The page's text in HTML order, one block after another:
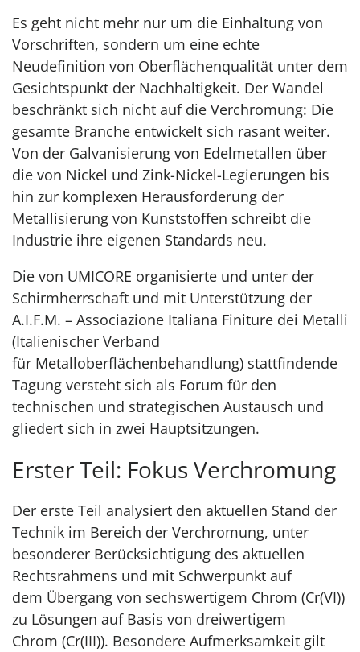
Es geht nicht mehr nur um die Einhaltung von
Vorschriften, sondern um eine echte
Neudefinition von Oberflächenqualität unter dem
Gesichtspunkt der Nachhaltigkeit. Der Wandel
beschränkt sich nicht auf die Verchromung: Die
gesamte Branche entwickelt sich rasant weiter.
Von der Galvanisierung von Edelmetallen über
die von Nickel und Zink-Nickel-Legierungen bis
hin zur komplexen Herausforderung der
Metallisierung von Kunststoffen schreibt die
Industrie ihre eigenen Standards neu.
Die von UMICORE organisierte und unter der
Schirmherrschaft und mit Unterstützung der
A.I.F.M. – Associazione Italiana Finiture dei Metalli
(Italienischer Verband
für Metalloberflächenbehandlung) stattfindende
Tagung versteht sich als Forum für den
technischen und strategischen Austausch und
gliedert sich in zwei Hauptsitzungen.
Erster Teil: Fokus Verchromung
Der erste Teil analysiert den aktuellen Stand der
Technik im Bereich der Verchromung, unter
besonderer Berücksichtigung des aktuellen
Rechtsrahmens und mit Schwerpunkt auf
dem Übergang von sechswertigem Chrom (Cr(VI))
zu Lösungen auf Basis von dreiwertigem
Chrom (Cr(III)). Besondere Aufmerksamkeit gilt